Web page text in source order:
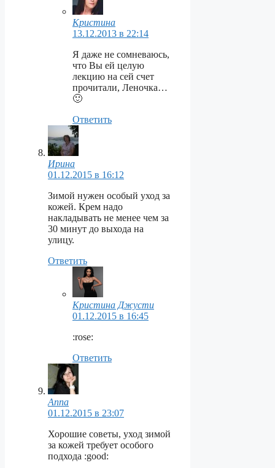
Кристина
13.12.2013 в 22:14
Я даже не сомневаюсь,
что Вы ей целую
лекцию на сей счет
прочитали, Леночка…
🙂
Ответить
Ирина
01.12.2015 в 16:12
Зимой нужен особый уход за
кожей. Крем надо
накладывать не менее чем за
30 минут до выхода на
улицу.
Ответить
Кристина Джусти
01.12.2015 в 16:45
:rose:
Ответить
Anna
01.12.2015 в 23:07
Хорошие советы, уход зимой
за кожей требует особого
подхода :good: